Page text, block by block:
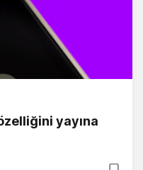
yayına